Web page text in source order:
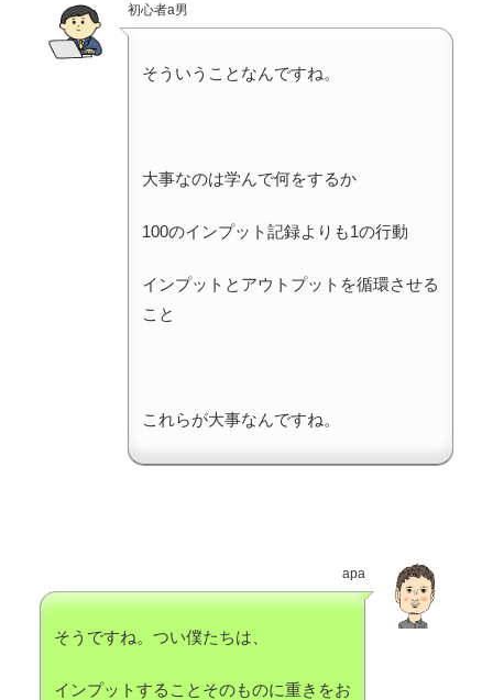
初心者a男
そういうことなんですね。
大事なのは学んで何をするか
100のインプット記録よりも1の行動
インプットとアウトプットを循環させる
こと
これらが大事なんですね。
apa
そうですね。つい僕たちは、
インプットすることそのものに重きをお